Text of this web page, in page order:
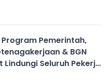
Program Pemerintah,
& BGN
Lindungi Seluruh Pekerja
MBG